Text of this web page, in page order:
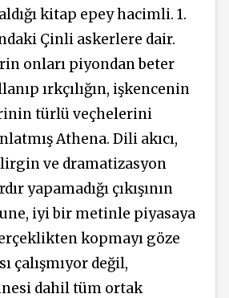
kitap epey hacimli. 1.
Çinli askerlere dair.
onları piyondan beter
ırkçılığın, işkencenin
türlü veçhelerini
Athena. Dili akıcı,
ve dramatizasyon
yapamadığı çıkışının
iyi bir metinle piyasaya
kopmayı göze
çalışmıyor değil,
dahil tüm ortak